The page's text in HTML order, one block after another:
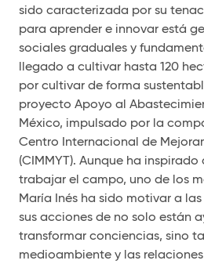
sido caracterizada por su
para aprender e innovar está
sociales graduales y
llegado a cultivar hasta 120
por cultivar de forma
proyecto Apoyo al
México, impulsado por la
Centro Internacional de
(CIMMYT). Aunque ha
trabajar el campo, uno de los
María Inés ha sido motivar a
sus acciones de no solo están
transformar conciencias, sino
medioambiente y las